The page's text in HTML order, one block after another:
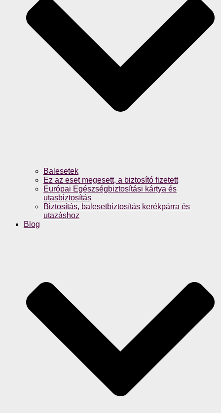
Balesetek
Ez az eset megesett, a biztosító fizetett
Európai Egészségbiztosítási kártya és
utasbiztosítás
Biztosítás, balesetbiztosítás kerékpárra és
utazáshoz
Blog